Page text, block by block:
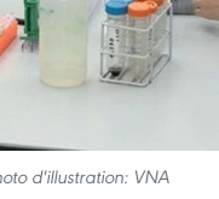
d'illustration: VNA